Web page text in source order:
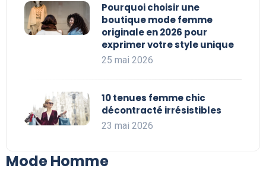
Pourquoi choisir une
boutique mode femme
originale en 2026 pour
exprimer votre style unique
25 mai 2026
10 tenues femme chic
décontracté irrésistibles
23 mai 2026
Mode Homme